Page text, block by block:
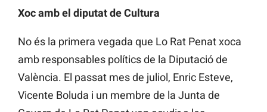
Xoc amb el diputat de Cultura
No és la primera vegada que Lo Rat Penat xoca
amb responsables polítics de la Diputació de
València. El passat mes de juliol, Enric Esteve,
Vicente Boluda i un membre de la Junta de